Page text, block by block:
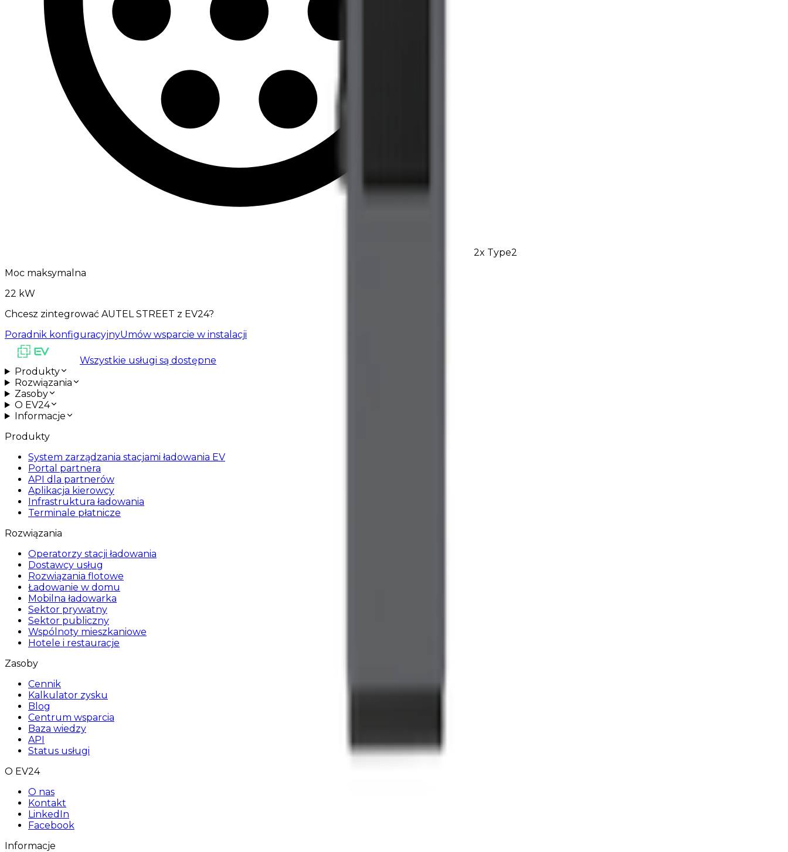
2x Type2
Moc maksymalna
22 kW
Chcesz zintegrować AUTEL STREET z EV24?
Poradnik konfiguracyjnyUmów wsparcie w instalacji
Wszystkie usługi są dostępne
Produkty
Rozwiązania
Zasoby
O EV24
Informacje
Produkty
System zarządzania stacjami ładowania EV
Portal partnera
API dla partnerów
Aplikacja kierowcy
Infrastruktura ładowania
Terminale płatnicze
Rozwiązania
Operatorzy stacji ładowania
Dostawcy usług
Rozwiązania flotowe
Ładowanie w domu
Mobilna ładowarka
Sektor prywatny
Sektor publiczny
Wspólnoty mieszkaniowe
Hotele i restauracje
Zasoby
Cennik
Kalkulator zysku
Blog
Centrum wsparcia
Baza wiedzy
API
Status usługi
O EV24
O nas
Kontakt
LinkedIn
Facebook
Informacje